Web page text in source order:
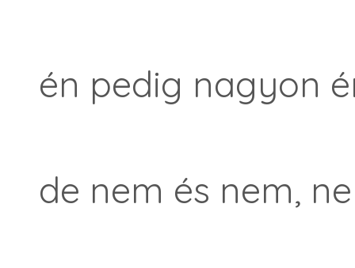
én pedig nagyon
de nem és nem,